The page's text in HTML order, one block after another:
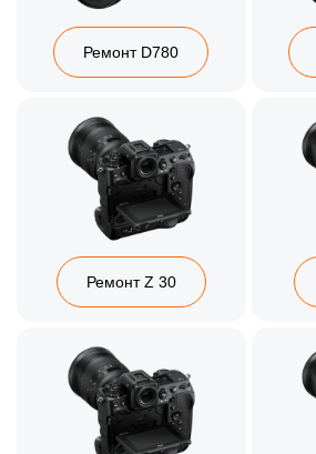
Ремонт D780
Ремонт Z 30